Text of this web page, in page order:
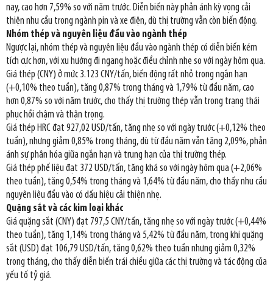
nay, cao hơn 7,59% so với năm trước. Diễn biến này phản ánh kỳ vọng cải
thiện nhu cầu trong ngành pin và xe điện, dù thị trường vẫn còn biến động.
Nhóm thép và nguyên liệu đầu vào ngành thép
Ngược lại, nhóm thép và nguyên liệu đầu vào ngành thép có diễn biến kém
tích cực hơn, với xu hướng đi ngang hoặc điều chỉnh nhẹ so với ngày hôm qua.
Giá thép (CNY) ở mức 3.123 CNY/tấn, biến động rất nhỏ trong ngắn hạn
(+0,10% theo tuần), tăng 0,87% trong tháng và 1,79% từ đầu năm, cao
hơn 0,87% so với năm trước, cho thấy thị trường thép vẫn trong trạng thái
phục hồi chậm và thận trọng.
Giá thép HRC đạt 927,02 USD/tấn, tăng nhẹ so với ngày trước (+0,12% theo
tuần), nhưng giảm 0,85% trong tháng, dù từ đầu năm vẫn tăng 2,09%, phản
ánh sự phân hóa giữa ngắn hạn và trung hạn của thị trường thép.
Giá thép phế liệu đạt 372 USD/tấn, tăng khá so với ngày hôm qua (+2,06%
theo tuần), tăng 0,54% trong tháng và 1,64% từ đầu năm, cho thấy nhu cầu
nguyên liệu đầu vào có dấu hiệu cải thiện nhẹ.
Quặng sắt và các kim loại khác
Giá quặng sắt (CNY) đạt 797,5 CNY/tấn, tăng nhẹ so với ngày trước (+0,44%
theo tuần), tăng 1,14% trong tháng và 5,42% từ đầu năm, trong khi quặng
sắt (USD) đạt 106,79 USD/tấn, tăng 0,62% theo tuần nhưng giảm 0,32%
trong tháng, cho thấy diễn biến trái chiều giữa các thị trường và tác động của
yếu tố tỷ giá.